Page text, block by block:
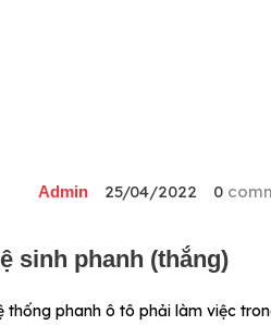
Admin 25/04/2022 0
sinh phanh (thắng)
thống phanh ô tô phải làm việc